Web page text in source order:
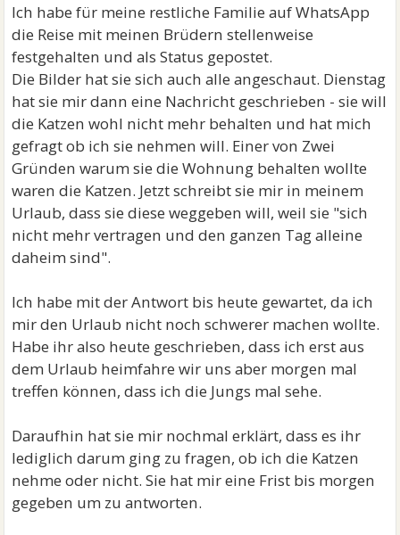
Ich habe für meine restliche Familie auf WhatsApp
die Reise mit meinen Brüdern stellenweise
festgehalten und als Status gepostet.
Die Bilder hat sie sich auch alle angeschaut. Dienstag
hat sie mir dann eine Nachricht geschrieben - sie will
die Katzen wohl nicht mehr behalten und hat mich
gefragt ob ich sie nehmen will. Einer von Zwei
Gründen warum sie die Wohnung behalten wollte
waren die Katzen. Jetzt schreibt sie mir in meinem
Urlaub, dass sie diese weggeben will, weil sie "sich
nicht mehr vertragen und den ganzen Tag alleine
daheim sind".
Ich habe mit der Antwort bis heute gewartet, da ich
mir den Urlaub nicht noch schwerer machen wollte.
Habe ihr also heute geschrieben, dass ich erst aus
dem Urlaub heimfahre wir uns aber morgen mal
treffen können, dass ich die Jungs mal sehe.
Daraufhin hat sie mir nochmal erklärt, dass es ihr
lediglich darum ging zu fragen, ob ich die Katzen
nehme oder nicht. Sie hat mir eine Frist bis morgen
gegeben um zu antworten.